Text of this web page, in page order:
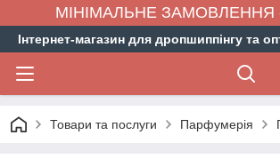
МІНІМАЛЬНЕ ЗАМОВЛЕННЯ -
Інтернет-магазин для дропшиппінгу та
Товари та послуги Парфумерія